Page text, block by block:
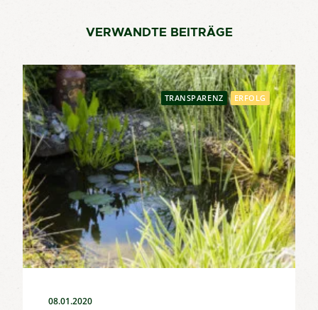
VERWANDTE BEITRÄGE
TRANSPARENZ ERFOLG
08.01.2020